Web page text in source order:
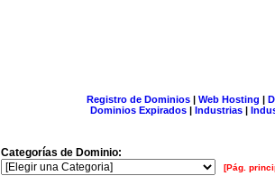
Registro de Dominios| Web Hosting |
Dominios Expirados | Industrias |
Categorías de Dominio:
[Pág.